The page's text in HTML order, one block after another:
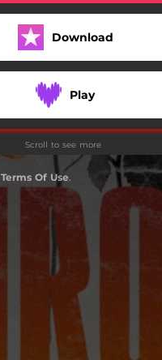
Download
Play
Play
Play
Scroll to see more
Terms Of Use.